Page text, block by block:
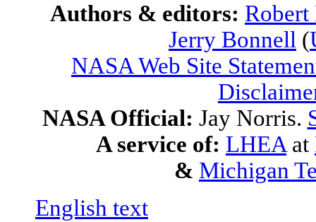
Authors & editors:
Jerry Bonnell (
NASA Web Site
NASA Official: Jay Norris.
A service of: LHEA at
& Michigan
English text